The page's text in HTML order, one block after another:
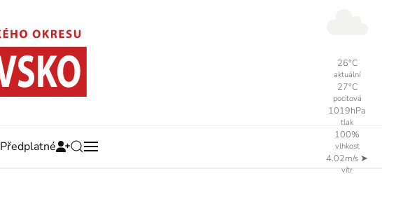
26°C
aktuální
27°C
pocitová
1019hPa
tlak
100%
vlhkost
4.02m/s ➤
vítr
Předplatné